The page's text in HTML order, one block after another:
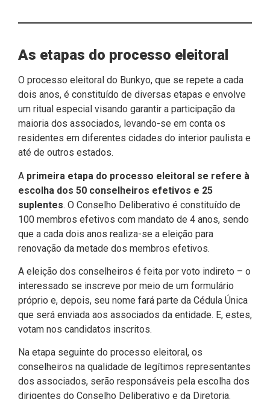
As etapas do processo eleitoral
O processo eleitoral do Bunkyo, que se repete a cada
dois anos, é constituído de diversas etapas e envolve
um ritual especial visando garantir a participação da
maioria dos associados, levando-se em conta os
residentes em diferentes cidades do interior paulista e
até de outros estados.
A primeira etapa do processo eleitoral se refere à
escolha dos 50 conselheiros efetivos e 25
suplentes. O Conselho Deliberativo é constituído de
100 membros efetivos com mandato de 4 anos, sendo
que a cada dois anos realiza-se a eleição para
renovação da metade dos membros efetivos.
A eleição dos conselheiros é feita por voto indireto – o
interessado se inscreve por meio de um formulário
próprio e, depois, seu nome fará parte da Cédula Única
que será enviada aos associados da entidade. E, estes,
votam nos candidatos inscritos.
Na etapa seguinte do processo eleitoral, os
conselheiros na qualidade de legítimos representantes
dos associados, serão responsáveis pela escolha dos
dirigentes do Conselho Deliberativo e da Diretoria.